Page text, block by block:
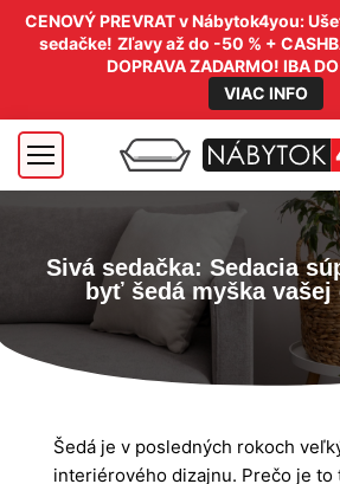
CENOVÝ PREVRAT v Nábytok4you:
sedačke! Zľavy až do -50 % +
DOPRAVA ZADARMO! IBA
VIAC INFO
Sivá sedačka: Sedacia
byť šedá myška vašej
Šedá je v posledných rokoch
interiérového dizajnu. Prečo je to